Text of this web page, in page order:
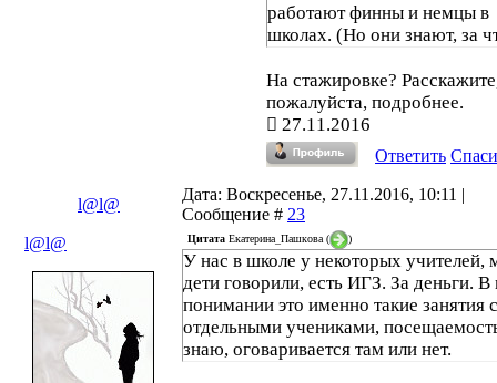
работают финны и немцы в
школах. (Но они знают, за
На стажировке?
пожалуйста, подробнее.
27.11.2016
Ответить
l@l@
Дата: Воскресенье, 27.11.2016, 10:11 |
Сообщение # 23
l@l@
Цитата Екатерина_Пашкова ( )
У нас в школе у некоторых учителей,
дети говорили, есть ИГЗ. За деньги.
понимании это именно такие занятия с
отдельными учениками,
знаю, оговаривается там или нет.